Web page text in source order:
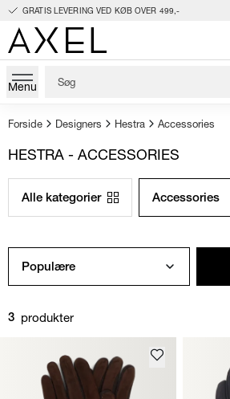
GRATIS LEVERING VED KØB OVER 499,-
Menu
Forside Designers Hestra Accessories
HESTRA - ACCESSORIES
Alle kategorier Accessories
Populære
3 produkter